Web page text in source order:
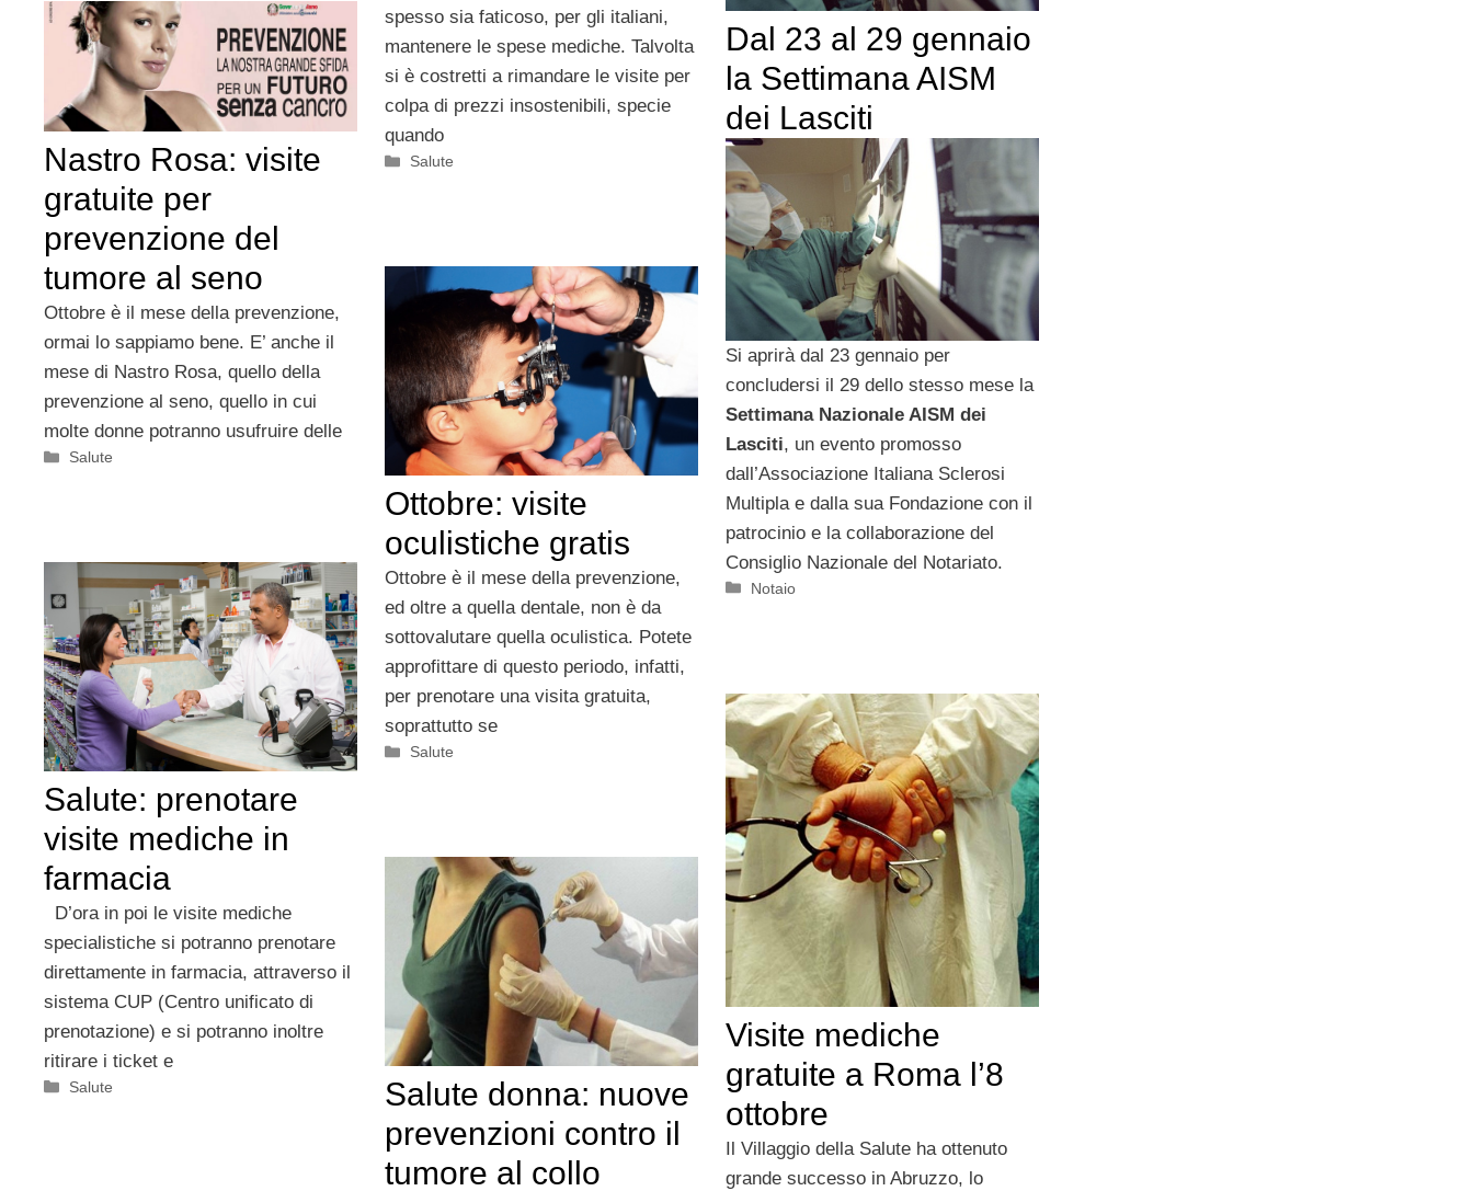
Dal 23 al 29 gennaio
la Settimana AISM
dei Lasciti
Si aprirà dal 23 gennaio per
concludersi il 29 dello stesso mese la
Settimana Nazionale AISM dei
Lasciti, un evento promosso
dall’Associazione Italiana Sclerosi
Multipla e dalla sua Fondazione con il
patrocinio e la collaborazione del
Consiglio Nazionale del Notariato.
Categorie
Notaio
spesso sia faticoso, per gli italiani,
mantenere le spese mediche. Talvolta
si è costretti a rimandare le visite per
colpa di prezzi insostenibili, specie
quando
Categorie
Salute
Nastro Rosa: visite
gratuite per
prevenzione del
tumore al seno
Ottobre è il mese della prevenzione,
ormai lo sappiamo bene. E’ anche il
mese di Nastro Rosa, quello della
prevenzione al seno, quello in cui
molte donne potranno usufruire delle
Categorie
Salute
Ottobre: visite
oculistiche gratis
Ottobre è il mese della prevenzione,
ed oltre a quella dentale, non è da
sottovalutare quella oculistica. Potete
approfittare di questo periodo, infatti,
per prenotare una visita gratuita,
soprattutto se
Categorie
Salute
Salute: prenotare
visite mediche in
farmacia
D’ora in poi le visite mediche
specialistiche si potranno prenotare
direttamente in farmacia, attraverso il
sistema CUP (Centro unificato di
prenotazione) e si potranno inoltre
ritirare i ticket e
Categorie
Salute
Visite mediche
gratuite a Roma l’8
ottobre
Il Villaggio della Salute ha ottenuto
grande successo in Abruzzo, lo
Salute donna: nuove
prevenzioni contro il
tumore al collo